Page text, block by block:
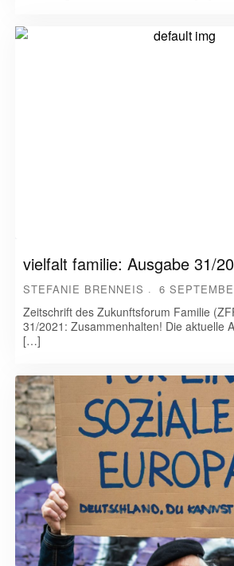
vielfalt familie: Ausgabe 31/
STEFANIE BRENNEIS 6
Zeitschrift des Zukunftsforum Familie
31/2021: Zusammenhalten! Die aktuelle
[…]